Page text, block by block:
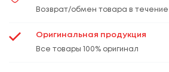
Возврат/обмен товара в течение
Оригинальная продукция
Все товары 100% оригинал